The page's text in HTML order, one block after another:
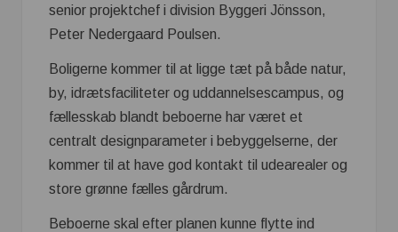
senior projektchef i division Byggeri Jönsson,
Peter Nedergaard Poulsen.
Boligerne kommer til at ligge tæt på både natur,
by, idrætsfaciliteter og uddannelsescampus, og
fællesskab blandt beboerne har været et
centralt designparameter i bebyggelserne, der
kommer til at have god kontakt til udearealer og
store grønne fælles gårdrum.
Beboerne skal efter planen kunne flytte ind